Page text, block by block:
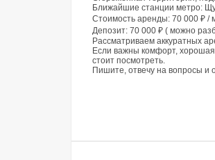
Ближайшие станции метро:
Стоимость аренды: 70 000 ₽ /
Депозит: 70 000 ₽ ( можно
Рассматриваем аккуратных
Если важны комфорт, хорошая
стоит посмотреть.
Пишите, отвечу на вопросы и